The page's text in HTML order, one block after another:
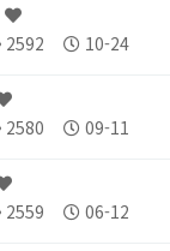
2592 10-24
2580 09-11
2559 06-12